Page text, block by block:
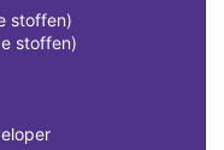
stoffen)
stoffen)